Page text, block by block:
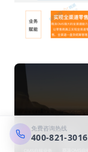
免费咨询热线
400-821-3016